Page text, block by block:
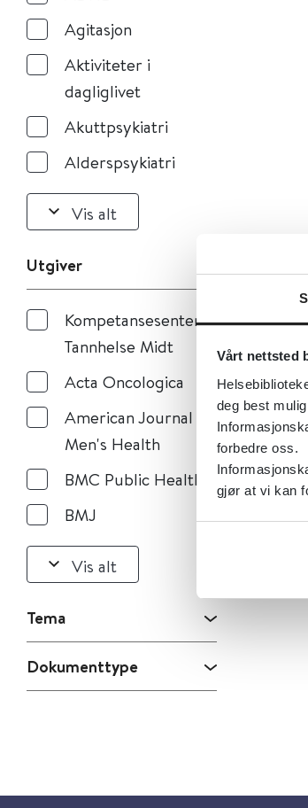
Vårt nettsted
deg best
forbedre oss.
gjør at vi kan
Agitasjon
Aktiviteter i
dagliglivet
Akuttpsykiatri
Alderspsykiatri
Vis alt
Utgiver
Kompetansesenteret
Tannhelse Midt
Acta Oncologica
American Journal of
Men's Health
BMC Public Health
BMJ
Vis alt
Tema
Dokumenttype